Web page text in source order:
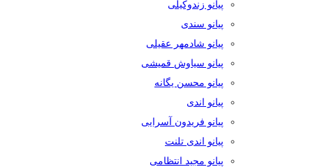
پیانو زندوکیلی
پیانو سندی
پیانو شادمهر عقیلی
پیانو سیاوش قمیشی
پیانو محسن یگانه
پیانو اندی
پیانو فریدون آسرایی
پیانو اندی تلنت
پیانو مجید انتظامی